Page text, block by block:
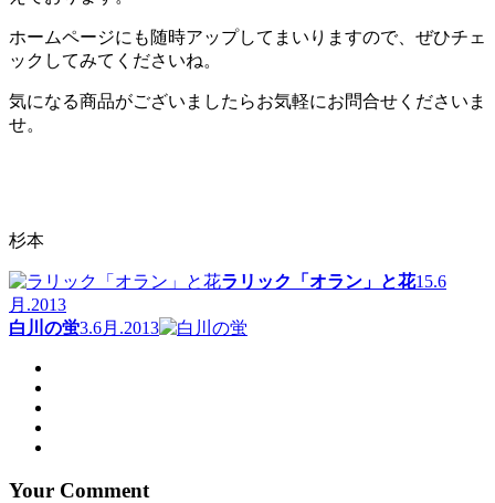
ホームページにも随時アップしてまいりますので、ぜひチェ
ックしてみてくださいね。
気になる商品がございましたらお気軽にお問合せくださいま
せ。
杉本
ラリック「オラン」と花15.6
月.2013
白川の蛍3.6月.2013
Your Comment